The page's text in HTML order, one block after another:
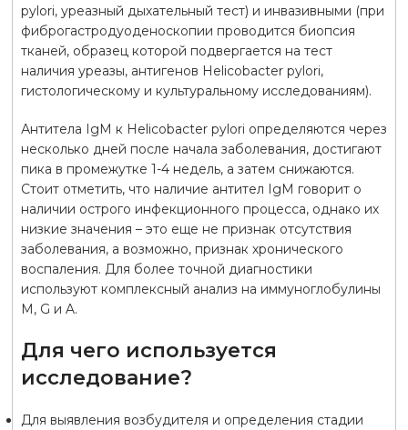
pylori, уреазный дыхательный тест) и инвазивными (при
фиброгастродуоденоскопии проводится биопсия
тканей, образец которой подвергается на тест
наличия уреазы, антигенов Helicobacter pylori,
гистологическому и культуральному исследованиям).
Антитела IgM к Helicobacter pylori определяются через
несколько дней после начала заболевания, достигают
пика в промежутке 1-4 недель, а затем снижаются.
Стоит отметить, что наличие антител IgM говорит о
наличии острого инфекционного процесса, однако их
низкие значения – это еще не признак отсутствия
заболевания, а возможно, признак хронического
воспаления. Для более точной диагностики
используют комплексный анализ на иммуноглобулины
M, G и A.
Для чего используется
исследование?
Для выявления возбудителя и определения стадии